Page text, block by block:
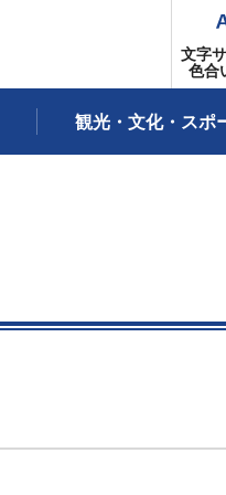
文字
色合
観光・文化・スポ